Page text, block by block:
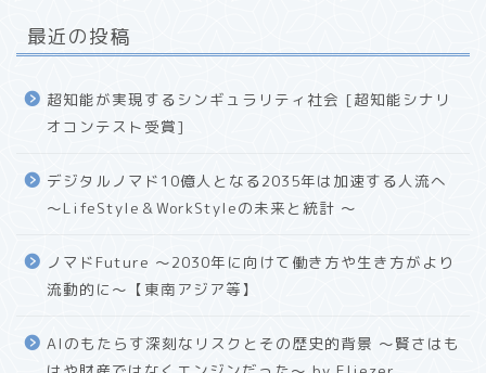
最近の投稿
超知能が実現するシンギュラリティ社会 [超知能シナリ
オコンテスト受賞]
デジタルノマド10億人となる2035年は加速する人流へ
〜LifeStyle＆WorkStyleの未来と統計 〜
ノマドFuture 〜2030年に向けて働き方や生き方がより
流動的に〜【東南アジア等】
AIのもたらす深刻なリスクとその歴史的背景 〜賢さはも